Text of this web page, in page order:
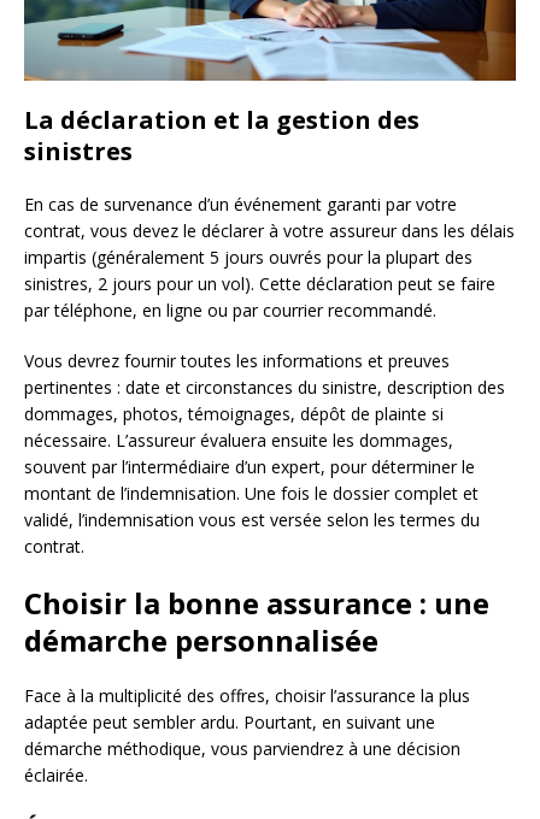
La déclaration et la gestion des
sinistres
En cas de survenance d’un événement garanti par votre
contrat, vous devez le déclarer à votre assureur dans les délais
impartis (généralement 5 jours ouvrés pour la plupart des
sinistres, 2 jours pour un vol). Cette déclaration peut se faire
par téléphone, en ligne ou par courrier recommandé.
Vous devrez fournir toutes les informations et preuves
pertinentes : date et circonstances du sinistre, description des
dommages, photos, témoignages, dépôt de plainte si
nécessaire. L’assureur évaluera ensuite les dommages,
souvent par l’intermédiaire d’un expert, pour déterminer le
montant de l’indemnisation. Une fois le dossier complet et
validé, l’indemnisation vous est versée selon les termes du
contrat.
Choisir la bonne assurance : une
démarche personnalisée
Face à la multiplicité des offres, choisir l’assurance la plus
adaptée peut sembler ardu. Pourtant, en suivant une
démarche méthodique, vous parviendrez à une décision
éclairée.